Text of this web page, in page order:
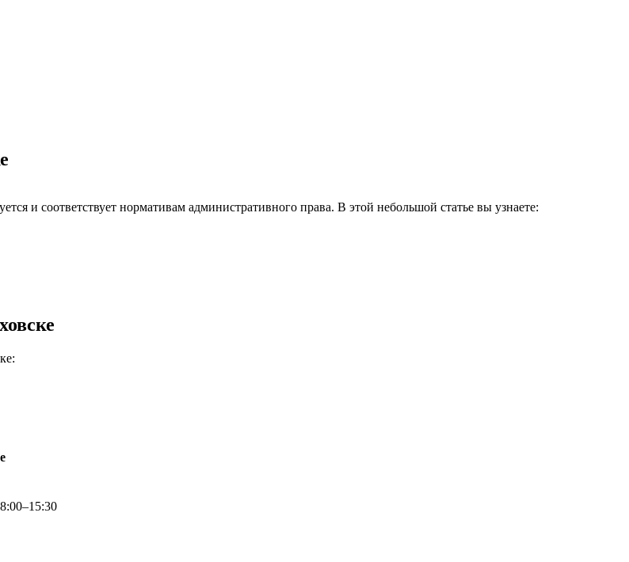
и соответствует нормативам административного права. В этой небольшой статье вы узнаете: